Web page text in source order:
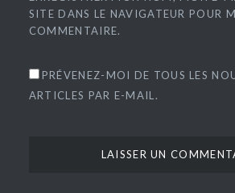
SITE DANS LE NAVIGATEUR POUR
COMMENTAIRE.
PRÉVENEZ-MOI DE TOUS LES
ARTICLES PAR E-MAIL.